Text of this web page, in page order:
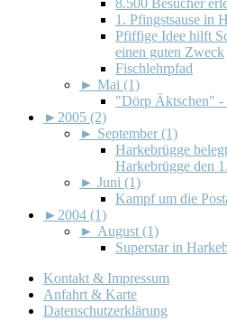
8.500 Besucher
1. Pfingstsause in
Pfiffige Idee hilft
einen guten Zweck
Fischlehrpfad
► Mai (1)
"Dörp Äktschen" -
► 2005 (2)
► September (1)
Harkebrügge
Harkebrügge den
► Juni (1)
Kampf um die
► 2004 (1)
► August (1)
Superstar in
Kontakt & Impressum
Anfahrt & Karte
Datenschutzerklärung